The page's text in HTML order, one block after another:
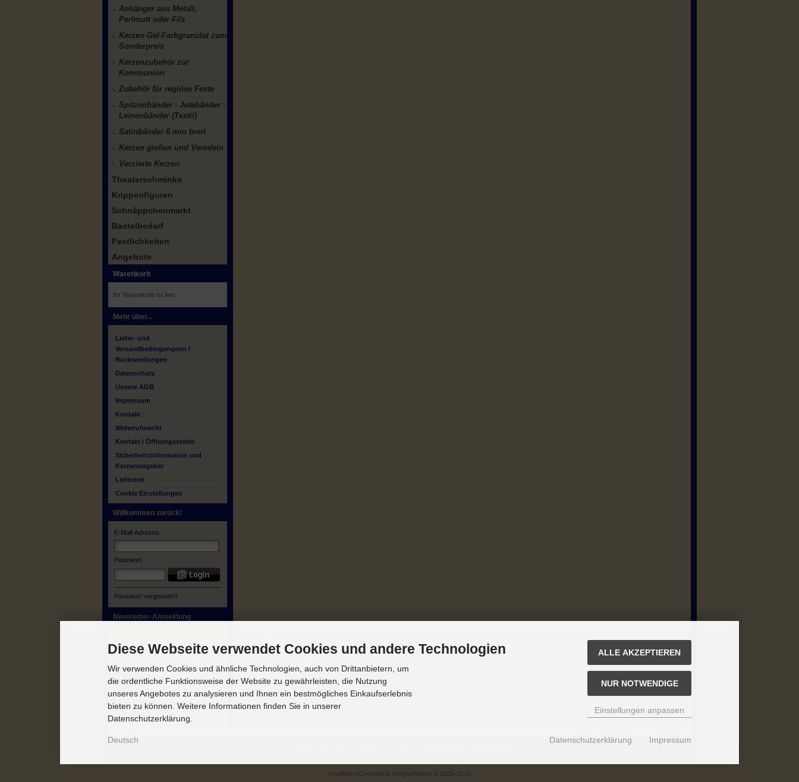
Anhänger aus Metall,
Perlmutt oder Filz
Kerzen-Gel-Farbgranulat zum
Sonderpreis
Kerzenzubehör zur
Kommunion
Zubehör für regiöse Feste
Spitzenbänder - Jutebänder -
Leinenbänder (Textil)
Satinbänder 6 mm breit
Kerzen gießen und Veredeln
Verzierte Kerzen
Theaterschminke
Krippenfiguren
Schnäppchenmarkt
Bastelbedarf
Festlichkeiten
Angebote
Warenkorb
Ihr Warenkorb ist leer.
Mehr über...
Liefer- und
Versandbedingungenn /
Rücksendungen
Datenschutz
Unsere AGB
Impressum
Kontakt
Widerrufsrecht
Kontakt / Öffnungszeiten
Sicherheitsinformation und
Kerzenratgeber
Lieferzeit
Cookie Einstellungen
Willkommen zurück!
E-Mail-Adresse:
Passwort:
Passwort vergessen?
Newsletter-Anmeldung
Der Newsletter kann jederzeit
hier oder in Ihrem Kundenkonto
mod ified eCommerce Shopsoftware © 2009-2026
Diese Webseite verwendet Cookies und andere Technologien
Wir verwenden Cookies und ähnliche Technologien, auch von Drittanbietern, um
die ordentliche Funktionsweise der Website zu gewährleisten, die Nutzung
unseres Angebotes zu analysieren und Ihnen ein bestmögliches Einkaufserlebnis
bieten zu können. Weitere Informationen finden Sie in unserer
Datenschutzerklärung.
ALLE AKZEPTIEREN
NUR NOTWENDIGE
Einstellungen anpassen
Deutsch Datenschutzerklärung Impressum